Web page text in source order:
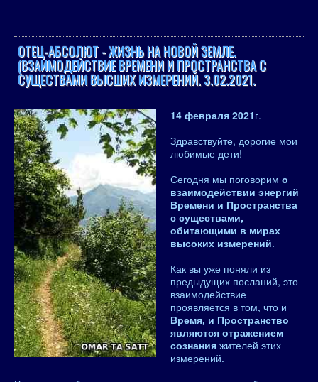
ОТЕЦ-АБСОЛЮТ - ЖИЗНЬ НА НОВОЙ ЗЕМЛЕ.
(ВЗАИМОДЕЙСТВИЕ ВРЕМЕНИ И ПРОСТРАНСТВА С
СУЩЕСТВАМИ ВЫСШИХ ИЗМЕРЕНИЙ. 3.02.2021.
14 февраля 2021г.
Здравствуйте, дорогие мои
любимые дети!
Сегодня мы поговорим о
взаимодействии энергий
Времени и Пространства
с существами,
обитающими в мирах
высоких измерений.
Как вы уже поняли из
предыдущих посланий, это
взаимодействие
проявляется в том, что и
Время, и Пространство
являются отражением
сознания жителей этих
измерений.